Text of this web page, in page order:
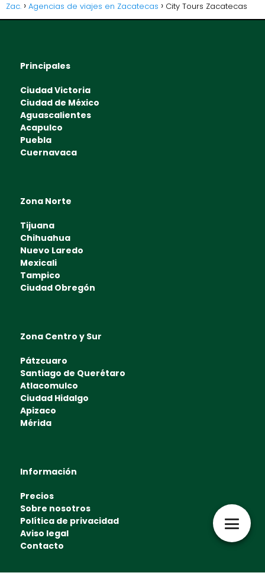
Zac.
Agencias de viajes en Zacatecas City Tours Zacatecas
Principales
Ciudad Victoria
Ciudad de México
Aguascalientes
Acapulco
Puebla
Cuernavaca
Zona Norte
Tijuana
Chihuahua
Nuevo Laredo
Mexicali
Tampico
Ciudad Obregón
Zona Centro y Sur
Pátzcuaro
Santiago de Querétaro
Atlacomulco
Ciudad Hidalgo
Apizaco
Mérida
Información
Precios
Sobre nosotros
Política de privacidad
Aviso legal
Contacto